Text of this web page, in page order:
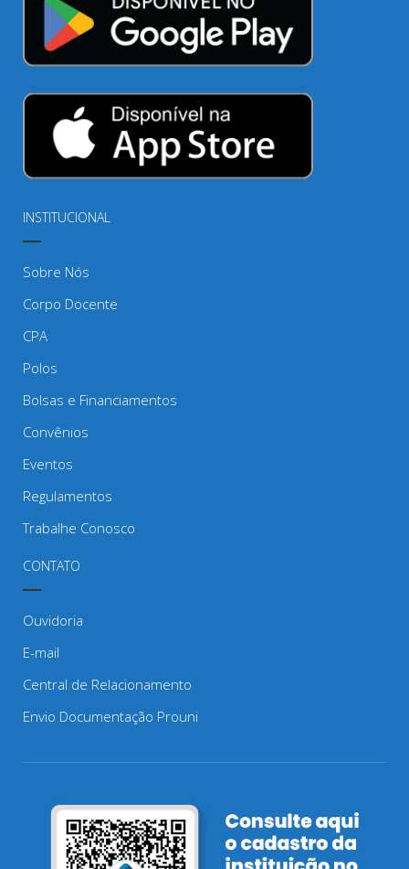
INSTITUCIONAL
Sobre Nós
Corpo Docente
CPA
Polos
Bolsas e Financiamentos
Convênios
Eventos
Regulamentos
Trabalhe Conosco
CONTATO
Ouvidoria
E-mail
Central de Relacionamento
Envio Documentação Prouni